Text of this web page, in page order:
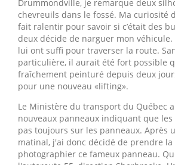
Drummondville, je remarque deux
chevreuils dans le fossé. Ma curiosité
fait ralentir pour savoir si c’était des
deux décide de narguer mon
lui ont suffi pour traverser la route.
particulière, il aurait été fort possible
fraîchement peinturé depuis deux
pour une nouveau «lifting».
Le Ministère du transport du Québec
nouveaux panneaux indiquant que
pas toujours sur les panneaux. Après
matinal, j'ai donc décidé de prendre
photographier ce fameux panneau.